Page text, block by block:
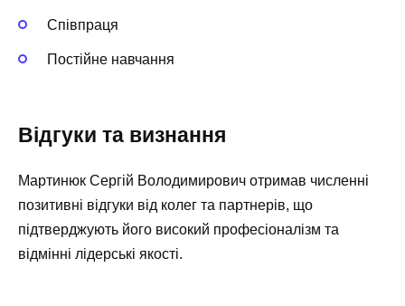
Співпраця
Постійне навчання
Відгуки та визнання
Мартинюк Сергій Володимирович отримав численні
позитивні відгуки від колег та партнерів, що
підтверджують його високий професіоналізм та
відмінні лідерські якості.